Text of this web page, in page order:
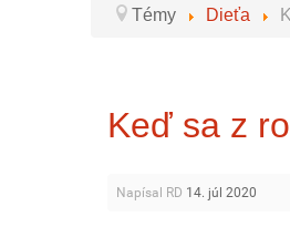
Témy Dieťa
Keď sa z
Napísal RD 14. júl 2020